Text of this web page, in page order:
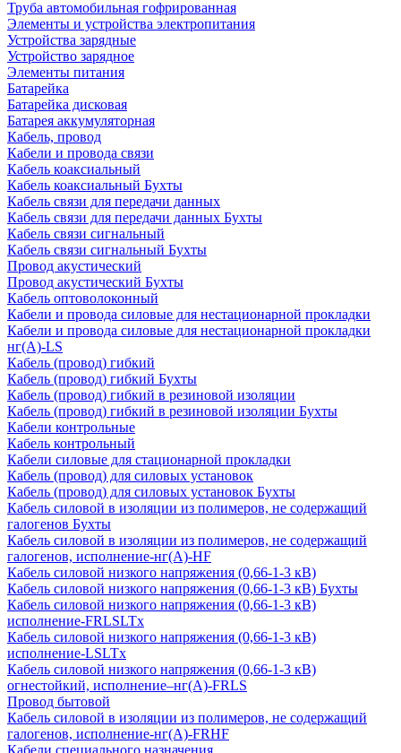
Труба автомобильная гофрированная
Элементы и устройства электропитания
Устройства зарядные
Устройство зарядное
Элементы питания
Батарейка
Батарейка дисковая
Батарея аккумуляторная
Кабель, провод
Кабели и провода связи
Кабель коаксиальный
Кабель коаксиальный Бухты
Кабель связи для передачи данных
Кабель связи для передачи данных Бухты
Кабель связи сигнальный
Кабель связи сигнальный Бухты
Провод акустический
Провод акустический Бухты
Кабель оптоволоконный
Кабели и провода силовые для нестационарной прокладки
Кабели и провода силовые для нестационарной прокладки
нг(А)-LS
Кабель (провод) гибкий
Кабель (провод) гибкий Бухты
Кабель (провод) гибкий в резиновой изоляции
Кабель (провод) гибкий в резиновой изоляции Бухты
Кабели контрольные
Кабель контрольный
Кабели силовые для стационарной прокладки
Кабель (провод) для силовых установок
Кабель (провод) для силовых установок Бухты
Кабель силовой в изоляции из полимеров, не содержащий
галогенов Бухты
Кабель силовой в изоляции из полимеров, не содержащий
галогенов, исполнение-нг(А)-HF
Кабель силовой низкого напряжения (0,66-1-3 кВ)
Кабель силовой низкого напряжения (0,66-1-3 кВ) Бухты
Кабель силовой низкого напряжения (0,66-1-3 кВ)
исполнение-FRLSLTx
Кабель силовой низкого напряжения (0,66-1-3 кВ)
исполнение-LSLTx
Кабель силовой низкого напряжения (0,66-1-3 кВ)
огнестойкий, исполнение–нг(А)-FRLS
Провод бытовой
Кабель силовой в изоляции из полимеров, не содержащий
галогенов, исполнение-нг(А)-FRHF
Кабели специального назначения